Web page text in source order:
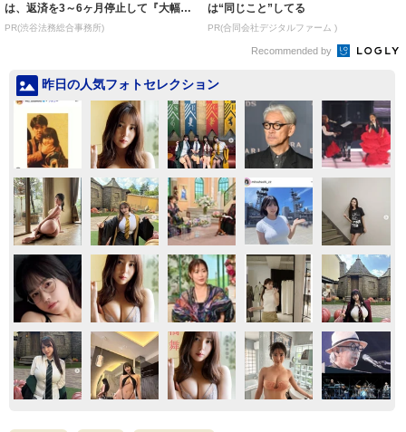
は、返済を3～6ヶ月停止して『大幅に
減額してか...
PR(渋谷法務総合事務所)
は“同じこと”してる
PR(合同会社デジタルファーム )
Recommended by
昨日の人気フォトセレクション